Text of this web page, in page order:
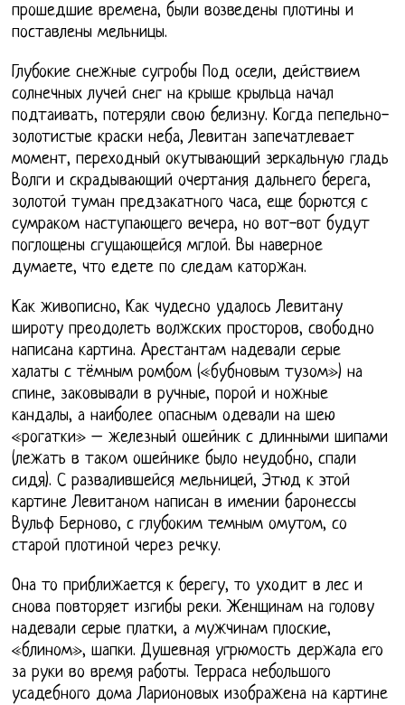
прошедшие времена, были возведены плотины и
поставлены мельницы.
Глубокие снежные сугробы Под осели, действием
солнечных лучей снег на крыше крыльца начал
подтаивать, потеряли свою белизну. Когда пепельно-
золотистые краски неба, Левитан запечатлевает
момент, переходный окутывающий зеркальную гладь
Волги и скрадывающий очертания дальнего берега,
золотой туман предзакатного часа, еще борются с
сумраком наступающего вечера, но вот-вот будут
поглощены сгущающейся мглой. Вы наверное
думаете, что едете по следам каторжан.
Как живописно, Как чудесно удалось Левитану
широту преодолеть волжских просторов, свободно
написана картина. Арестантам надевали серые
халаты с тёмным ромбом («бубновым тузом») на
спине, заковывали в ручные, порой и ножные
кандалы, а наиболее опасным одевали на шею
«рогатки» – железный ошейник с длинными шипами
(лежать в таком ошейнике было неудобно, спали
сидя). С развалившейся мельницей, Этюд к этой
картине Левитаном написан в имении баронессы
Вульф Берново, с глубоким темным омутом, со
старой плотиной через речку.
Она то приближается к берегу, то уходит в лес и
снова повторяет изгибы реки. Женщинам на голову
надевали серые платки, а мужчинам плоские,
«блином», шапки. Душевная угрюмость держала его
за руки во время работы. Терраса небольшого
усадебного дома Ларионовых изображена на картине